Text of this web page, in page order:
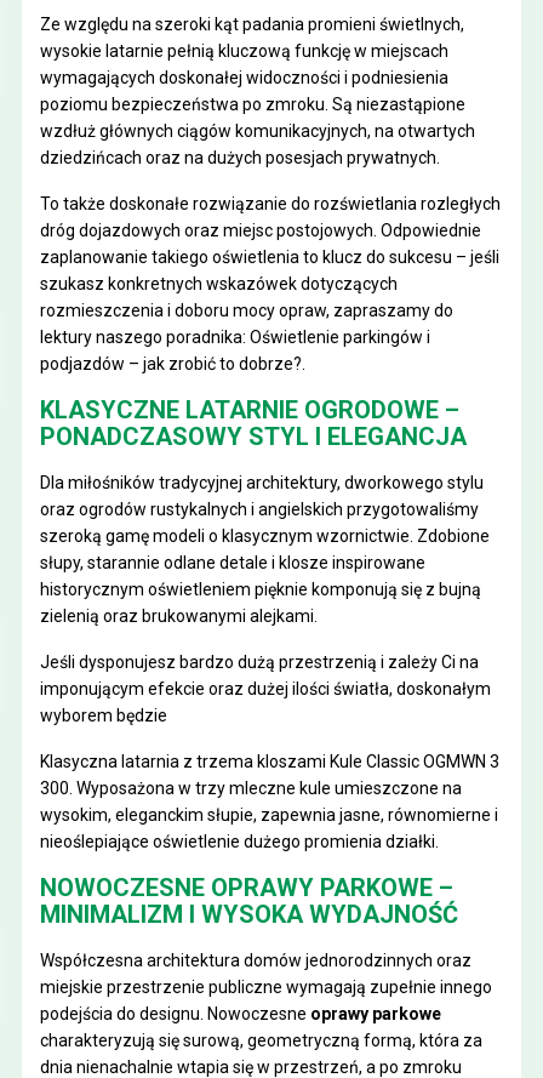
Ze względu na szeroki kąt padania promieni świetlnych,
wysokie latarnie pełnią kluczową funkcję w miejscach
wymagających doskonałej widoczności i podniesienia
poziomu bezpieczeństwa po zmroku. Są niezastąpione
wzdłuż głównych ciągów komunikacyjnych, na otwartych
dziedzińcach oraz na dużych posesjach prywatnych.
To także doskonałe rozwiązanie do rozświetlania rozległych
dróg dojazdowych oraz miejsc postojowych. Odpowiednie
zaplanowanie takiego oświetlenia to klucz do sukcesu – jeśli
szukasz konkretnych wskazówek dotyczących
rozmieszczenia i doboru mocy opraw, zapraszamy do
lektury naszego poradnika: Oświetlenie parkingów i
podjazdów – jak zrobić to dobrze?
KLASYCZNE LATARNIE OGRODOWE –
PONADCZASOWY STYL I ELEGANCJA
Dla miłośników tradycyjnej architektury, dworkowego stylu
oraz ogrodów rustykalnych i angielskich przygotowaliśmy
szeroką gamę modeli o klasycznym wzornictwie. Zdobione
słupy, starannie odlane detale i klosze inspirowane
historycznym oświetleniem pięknie komponują się z bujną
zielenią oraz brukowanymi alejkami.
Jeśli dysponujesz bardzo dużą przestrzenią i zależy Ci na
imponującym efekcie oraz dużej ilości światła, doskonałym
wyborem będzie
Klasyczna latarnia z trzema kloszami Kule Classic OGMWN 3
300 . Wyposażona w trzy mleczne kule umieszczone na
wysokim, eleganckim słupie, zapewnia jasne, równomierne i
nieoślepiające oświetlenie dużego promienia działki.
NOWOCZESNE OPRAWY PARKOWE –
MINIMALIZM I WYSOKA WYDAJNOŚĆ
Współczesna architektura domów jednorodzinnych oraz
miejskie przestrzenie publiczne wymagają zupełnie innego
podejścia do designu. Nowoczesne oprawy parkowe
charakteryzują się surową, geometryczną formą, która za
dnia nienachalnie wtapia się w przestrzeń, a po zmroku